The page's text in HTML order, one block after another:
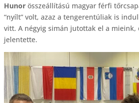
Hunor összeállítású magyar férfi
“nyílt” volt, azaz a tengerentúliak is
vitt. A négyig simán jutottak el a
jelentette.